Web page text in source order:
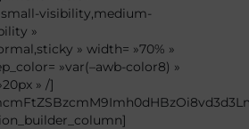
visibility,medium-
»
» width= »70% »
»var(–awb-color8) »
» /]